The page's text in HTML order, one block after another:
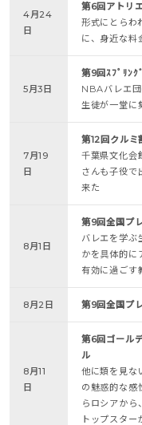
4月24
日
第6回アトリ
形式にとらわ
に、身近な料
5月3日
第9回ｽﾌﾟﾘﾝｸ
NBAバレエ
生徒が一堂に
7月19
日
第12回クル
千葉県文化会
さんも子役で
来た
8月1日
第9回全国プ
バレエを学ぶ
かを具体的に
有効に過ごす
8月2日 第9回全国プ
8月11
日
第6回ゴール
ル
他に類を見な
の魅惑的な感
らロシアから
トップスタ